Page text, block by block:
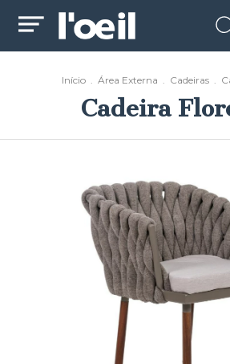
Início . Área Externa . Cadeiras .
Cadeira